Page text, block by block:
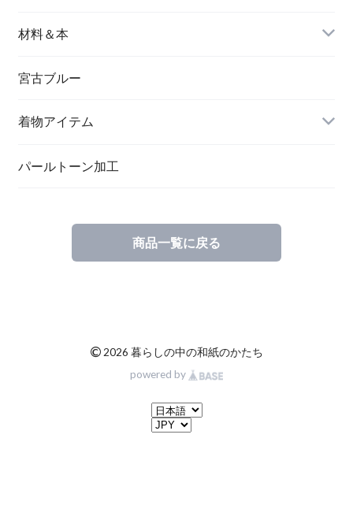
バングル＆ブレスレット
ペンダント
ブローチ
メッセージカード
一筆箋
バッグ
材料＆本
ハンドメイドキット
宮古ブルー
着物アイテム
パールトーン加工
商品一覧に戻る
© 2026 暮らしの中の和紙のかたち
powered by